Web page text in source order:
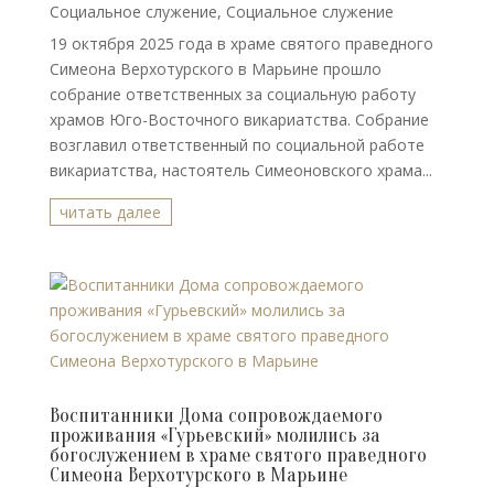
Социальное служение, Социальное служение
19 октября 2025 года в храме святого праведного
Симеона Верхотурского в Марьине прошло
собрание ответственных за социальную работу
храмов Юго-Восточного викариатства. Собрание
возглавил ответственный по социальной работе
викариатства, настоятель Симеоновского храма...
читать далее
Воспитанники Дома сопровождаемого
проживания «Гурьевский» молились за
богослужением в храме святого праведного
Симеона Верхотурского в Марьине